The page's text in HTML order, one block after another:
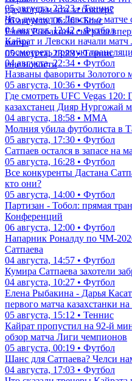
где, когда и что за боксер?
06 августа, 06:26 • Бокс
Елена Рыбакина сыграла
матча
05 августа, 23:23 • Теннис
еще новости
05 августа, 23:23 • Теннис
Что думают в Левски о
04 августа, 12:42 • Футбол
Кайрат и Левски начали
посмотреть прямую
04 августа, 22:34 • Футбол
Названы фавориты Золотого
05 августа, 10:36 • Футбол
Где смотреть UFC Vegas
казахстанец Дияр Нургожай
04 августа, 18:58 • ММА
Молния убила футболиста в
05 августа, 17:30 • Футбол
Сатпаев остался в запасе на
05 августа, 16:28 • Футбол
Все конкуренты Дастана
кто они?
05 августа, 14:00 • Футбол
Партизан - Тобол: прямая
Конференций
06 августа, 12:00 • Футбол
Напарник Роналду по ЧМ-
Сатпаева
04 августа, 14:57 • Футбол
Кумира Сатпаева захотели
04 августа, 10:27 • Футбол
Елена Рыбакина - Дарья
первого матча казахстанки
05 августа, 15:12 • Теннис
Кайрат пропустил на 92-й
обзор матча Лиги чемпионов
05 августа, 00:19 • Футбол
Шанс для Сатпаева? Челси
04 августа, 17:03 • Футбол